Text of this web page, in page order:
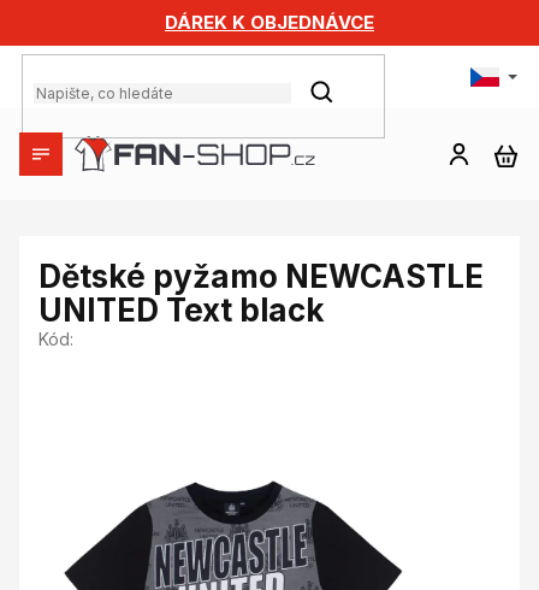
obsah
DÁREK K OBJEDNÁVCE
HLEDAT
Dětské pyžamo NEWCASTLE
UNITED Text black
Kód: